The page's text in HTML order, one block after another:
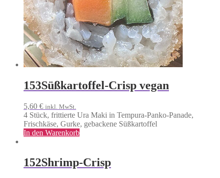
153Süßkartoffel-Crisp vegan
5,60 € inkl. MwSt.
4 Stück, frittierte Ura Maki in Tempura-Panko-Panade,
Frischkäse, Gurke, gebackene Süßkartoffel
In den Warenkorb
152Shrimp-Crisp